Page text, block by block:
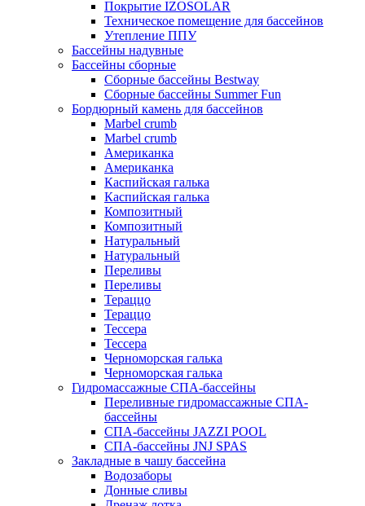
Покрытие IZOSOLAR
Техническое помещение для бассейнов
Утепление ППУ
Бассейны надувные
Бассейны сборные
Сборные бассейны Bestway
Сборные бассейны Summer Fun
Бордюрный камень для бассейнов
Marbel crumb
Marbel crumb
Американка
Американка
Каспийская галька
Каспийская галька
Композитный
Композитный
Натуральный
Натуральный
Переливы
Переливы
Тераццо
Тераццо
Тессера
Тессера
Черноморская галька
Черноморская галька
Гидромассажные СПА-бассейны
Переливные гидромассажные СПА-
бассейны
СПА-бассейны JAZZI POOL
СПА-бассейны JNJ SPAS
Закладные в чашу бассейна
Водозаборы
Донные сливы